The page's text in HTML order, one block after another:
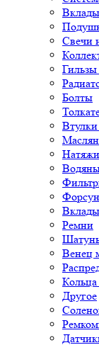
Свечи
Болты
Ремни
Венец
Другое